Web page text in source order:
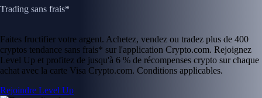
Trading sans frais*
Faites fructifier votre argent. Achetez, vendez ou tradez plus de 400
cryptos tendance sans frais* sur l'application Crypto.com. Rejoignez
Level Up et profitez de jusqu'à 6 % de récompenses crypto sur chaque
achat avec la carte Visa Crypto.com. Conditions applicables.
Rejoindre Level Up